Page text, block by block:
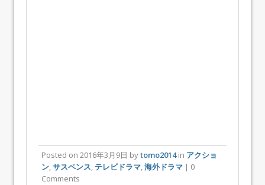
Posted on 2016年3月9日 bytomo2014in アクショ
ン,サスペンス, テレビドラマ,海外ドラマ | 0
Comments